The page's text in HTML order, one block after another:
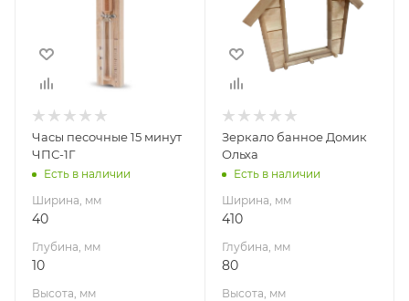
200
Часы песочные 15 минут
ЧПС-1Г
Есть в наличии
Ширина, мм
40
Глубина, мм
10
Высота, мм
Высота, мм
410
Габариты В*Ш*Г мм
Зеркало банное Домик
Ольха
Есть в наличии
Ширина, мм
410
Глубина, мм
80
Высота, мм